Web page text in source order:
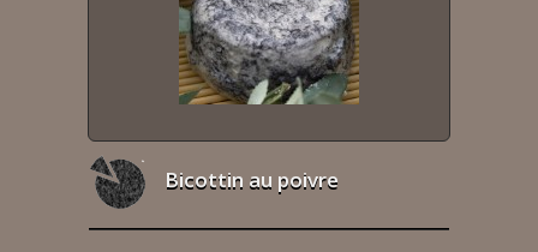
Bicottin au poivre